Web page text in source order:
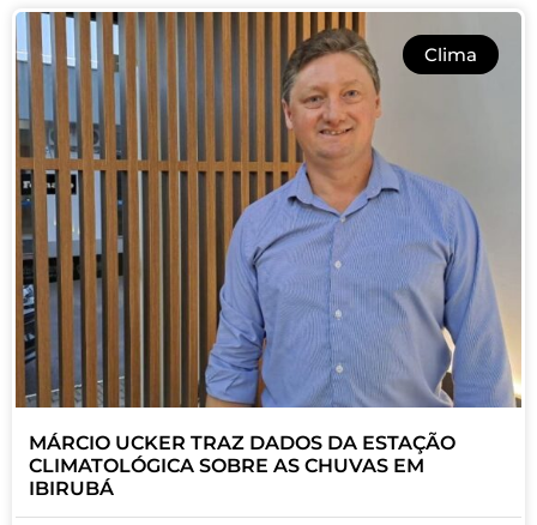
Clima
MÁRCIO UCKER TRAZ DADOS DA ESTAÇÃO
CLIMATOLÓGICA SOBRE AS CHUVAS EM
IBIRUBÁ